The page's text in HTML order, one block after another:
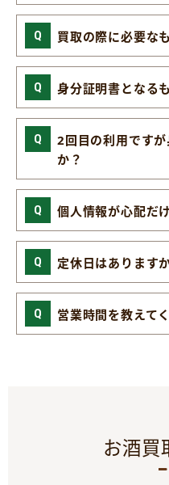
買取の際に必要な
身分証明書となる
2回目の利用です
か？
個人情報が心配だ
定休日はあります
営業時間を教えて
お酒買